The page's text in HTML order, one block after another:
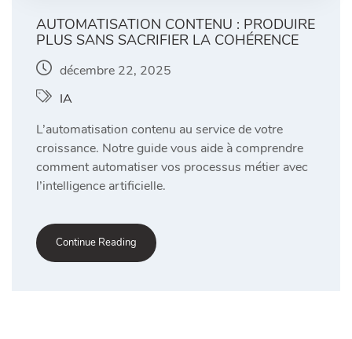
AUTOMATISATION CONTENU : PRODUIRE
PLUS SANS SACRIFIER LA COHÉRENCE
décembre 22, 2025
IA
L’automatisation contenu au service de votre
croissance. Notre guide vous aide à comprendre
comment automatiser vos processus métier avec
l’intelligence artificielle.
Continue Reading